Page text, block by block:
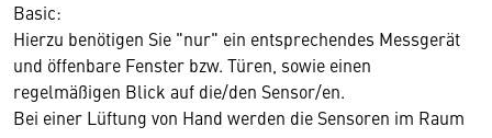
Basic:
Hierzu benötigen Sie "nur" ein entsprechendes Messgerät
und öffenbare Fenster bzw. Türen, sowie einen
regelmäßigen Blick auf die/den Sensor/en.
Bei einer Lüftung von Hand werden die Sensoren im Raum